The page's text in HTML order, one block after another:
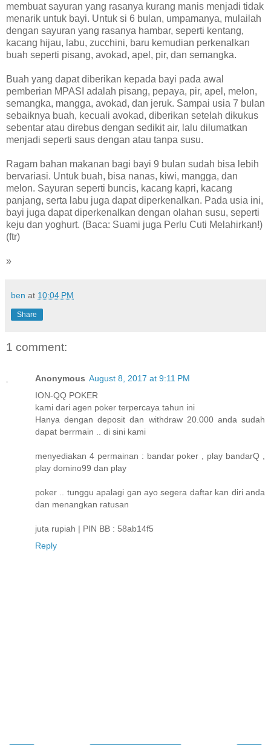
membuat sayuran yang rasanya kurang manis menjadi tidak
menarik untuk bayi. Untuk si 6 bulan, umpamanya, mulailah
dengan sayuran yang rasanya hambar, seperti kentang,
kacang hijau, labu, zucchini, baru kemudian perkenalkan
buah seperti pisang, avokad, apel, pir, dan semangka.
Buah yang dapat diberikan kepada bayi pada awal
pemberian MPASI adalah pisang, pepaya, pir, apel, melon,
semangka, mangga, avokad, dan jeruk. Sampai usia 7 bulan
sebaiknya buah, kecuali avokad, diberikan setelah dikukus
sebentar atau direbus dengan sedikit air, lalu dilumatkan
menjadi seperti saus dengan atau tanpa susu.
Ragam bahan makanan bagi bayi 9 bulan sudah bisa lebih
bervariasi. Untuk buah, bisa nanas, kiwi, mangga, dan
melon. Sayuran seperti buncis, kacang kapri, kacang
panjang, serta labu juga dapat diperkenalkan. Pada usia ini,
bayi juga dapat diperkenalkan dengan olahan susu, seperti
keju dan yoghurt. (Baca: Suami juga Perlu Cuti Melahirkan!)
(ftr)
»
ben at 10:04 PM
Share
1 comment:
Anonymous August 8, 2017 at 9:11 PM
ION-QQ POKER
kami dari agen poker terpercaya tahun ini
Hanya dengan deposit dan withdraw 20.000 anda sudah
dapat berrmain .. di sini kami
menyediakan 4 permainan : bandar poker , play bandarQ ,
play domino99 dan play
poker .. tunggu apalagi gan ayo segera daftar kan diri anda
dan menangkan ratusan
juta rupiah | PIN BB : 58ab14f5
Reply